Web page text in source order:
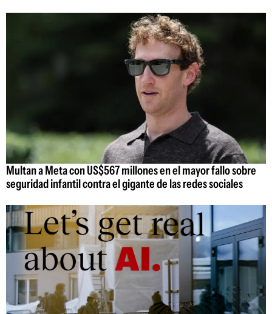
Multan a Meta con US$567 millones en el mayor fallo sobre
seguridad infantil contra el gigante de las redes sociales